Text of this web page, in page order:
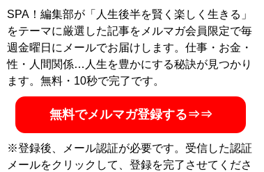
SPA！編集部が「人生後半を賢く楽しく生きる」
をテーマに厳選した記事をメルマガ会員限定で毎
週金曜日にメールでお届けします。仕事・お金・
性・人間関係…人生を豊かにする秘訣が見つかり
ます。無料・10秒で完了です。
無料でメルマガ登録する⇒⇒
※登録後、メール認証が必要です。受信した認証
メールをクリックして、登録を完了させてくださ